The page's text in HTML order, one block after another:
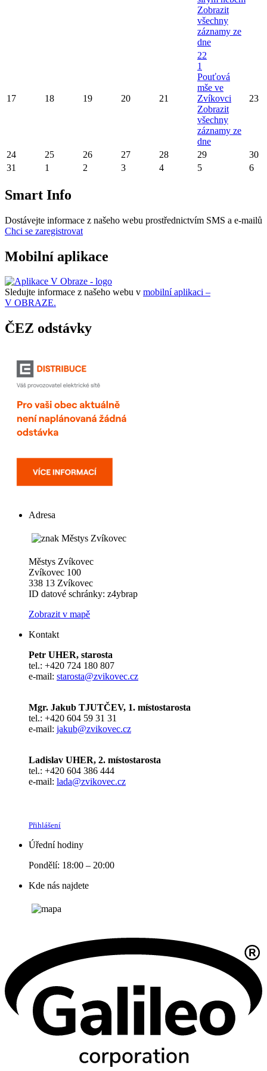
Zobrazit
všechny
záznamy ze
dne
17 18 19 20 21
22
1
Pouťová
mše ve
Zvíkovci
Zobrazit
všechny
záznamy ze
dne
23
24 25 26 27 28 29
30
31
1 2 3 4 5 6
Smart Info
Dostávejte informace z našeho webu prostřednictvím SMS a e-mailů
Chci se zaregistrovat
Mobilní aplikace
Sledujte informace z našeho webu v mobilní aplikaci –
V OBRAZE.
ČEZ odstávky
Adresa
Městys Zvíkovec
Zvíkovec 100
338 13 Zvíkovec
ID datové schránky: z4ybrap
Zobrazit v mapě
Kontakt
Petr UHER, starosta
tel.: +420 724 180 807
e-mail: starosta@zvikovec.cz
Mgr. Jakub TJUTČEV, 1. místostarosta
tel.: +420 604 59 31 31
e-mail: jakub@zvikovec.cz
Ladislav UHER, 2. místostarosta
tel.: +420 604 386 444
e-mail: lada@zvikovec.cz
Přihlášení
Úřední hodiny
Pondělí: 18:00 – 20:00
Kde nás najdete